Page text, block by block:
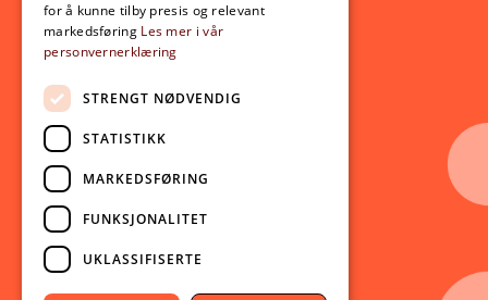
Aktuelt
Nyheter
Arrangementer
Nyhetsbrev
Ledige stillinger
Følg oss på sosiale medier:
Facebook
Instagram
Youtube
for å kunne tilby presis og relevant
markedsføring Les mer i vår
personvernerklæring
STRENGT NØDVENDIG
STATISTIKK
MARKEDSFØRING
FUNKSJONALITET
UKLASSIFISERTE